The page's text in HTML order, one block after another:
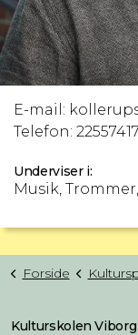
E-mail:
Telefon: 22557417
Underviser i:
Musik,
Forside
Kulturskolen Viborg